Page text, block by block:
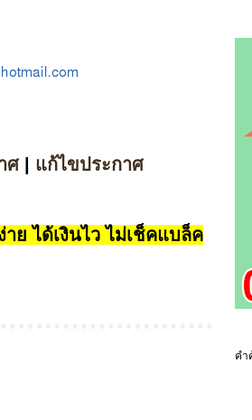
ศ| แก้ไขประกาศ
ย ได้เงินไว ไม่เช็คแบล็ค
คำ